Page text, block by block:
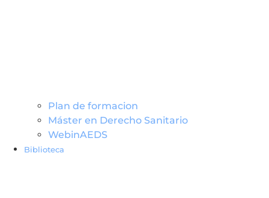
Plan de formacion
Máster en Derecho Sanitario
WebinAEDS
Biblioteca